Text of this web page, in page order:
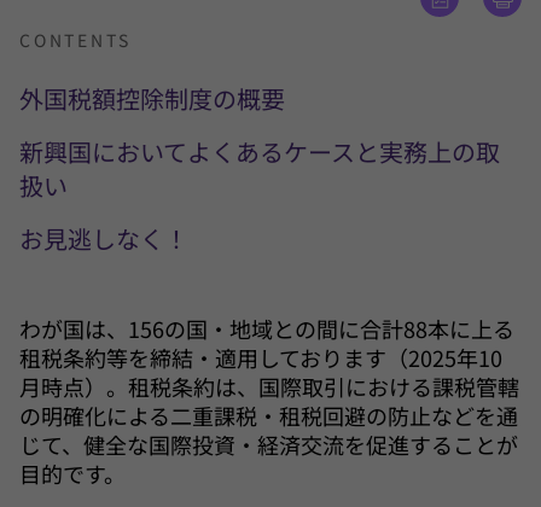
CONTENTS
外国税額控除制度の概要
新興国においてよくあるケースと実務上の取
扱い
お見逃しなく！
わが国は、156の国・地域との間に合計88本に上る
租税条約等を締結・適用しております（2025年10
月時点）。租税条約は、国際取引における課税管轄
の明確化による二重課税・租税回避の防止などを通
じて、健全な国際投資・経済交流を促進することが
目的です。